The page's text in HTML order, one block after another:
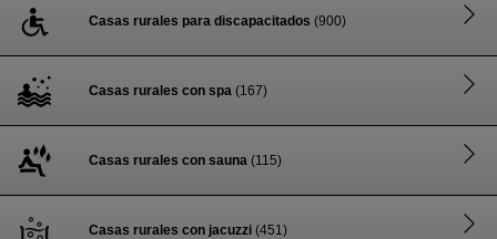
Casas rurales para discapacitados (900)
Casas rurales con spa (167)
Casas rurales con sauna (115)
Casas rurales con jacuzzi (451)